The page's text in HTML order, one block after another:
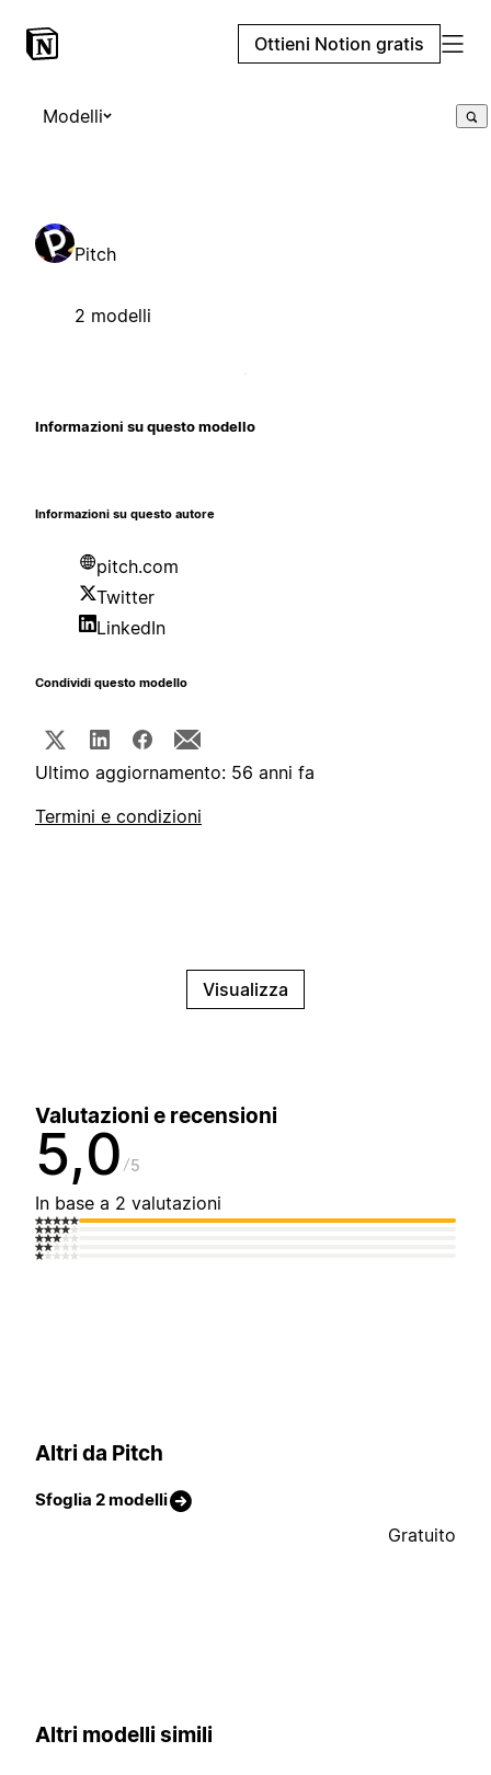
Ottieni Notion gratis
Modelli
Pitch
2 modelli
Informazioni su questo modello
Informazioni su questo autore
pitch.com
Twitter
LinkedIn
Condividi questo modello
Ultimo aggiornamento: 56 anni fa
Termini e condizioni
Visualizza
Valutazioni e recensioni
5,0 5
In base a 2 valutazioni
Altri da Pitch
Sfoglia 2 modelli
Gratuito
Altri modelli simili